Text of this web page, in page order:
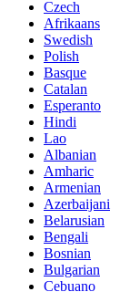
Czech
Afrikaans
Swedish
Polish
Basque
Catalan
Esperanto
Hindi
Lao
Albanian
Amharic
Armenian
Azerbaijani
Belarusian
Bengali
Bosnian
Bulgarian
Cebuano